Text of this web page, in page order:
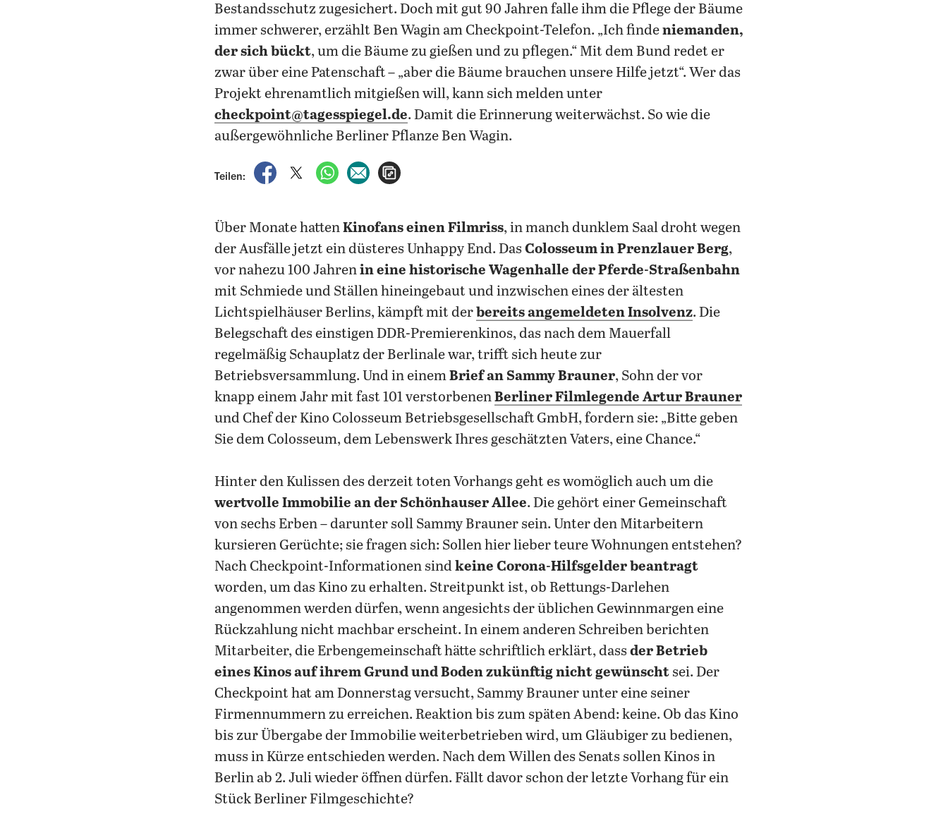
Bestandsschutz zugesichert. Doch mit gut 90 Jahren falle ihm die Pflege der Bäume
immer schwerer, erzählt Ben Wagin am Checkpoint-Telefon. „Ich findeniemanden,
der sich bückt, um die Bäume zu gießen und zu pflegen.“ Mit dem Bund redet er
zwar über eine Patenschaft – „aber die Bäume brauchen unsere Hilfe jetzt“. Wer das
Projekt ehrenamtlich mitgießen will, kann sich melden unter
checkpoint@tagesspiegel.de. Damit die Erinnerung weiterwächst. So wie die
außergewöhnliche Berliner Pflanze Ben Wagin.
Teilen:
auf Facebook teilen
auf X teilenper WhatsApp teilen
per E-Mail teilen
Über Monate hattenKinofans einen Filmriss, in manch dunklem Saal droht wegen
der Ausfälle jetzt ein düsteres Unhappy End. DasColosseum in Prenzlauer Berg,
vor nahezu 100 Jahrenin eine historische Wagenhalle der Pferde-Straßenbahn
mit Schmiede und Ställen hineingebaut und inzwischen eines der ältesten
Lichtspielhäuser Berlins, kämpft mit derbereits angemeldeten Insolvenz. Die
Belegschaft des einstigen DDR-Premierenkinos, das nach dem Mauerfall
regelmäßig Schauplatz der Berlinale war, trifft sich heute zur
Betriebsversammlung. Und in einemBrief an Sammy Brauner, Sohn der vor
knapp einem Jahr mit fast 101 verstorbenenBerliner Filmlegende Artur Brauner
und Chef der Kino Colosseum Betriebsgesellschaft GmbH, fordern sie: „Bitte geben
Sie dem Colosseum, dem Lebenswerk Ihres geschätzten Vaters, eine Chance.“
Hinter den Kulissen des derzeit toten Vorhangs geht es womöglich auch um die
wertvolle Immobilie an der Schönhauser Allee. Die gehört einer Gemeinschaft
von sechs Erben – darunter soll Sammy Brauner sein. Unter den Mitarbeitern
kursieren Gerüchte; sie fragen sich: Sollen hier lieber teure Wohnungen entstehen?
Nach Checkpoint-Informationen sindkeine Corona-Hilfsgelder beantragt
worden, um das Kino zu erhalten. Streitpunkt ist, ob Rettungs-Darlehen
angenommen werden dürfen, wenn angesichts der üblichen Gewinnmargen eine
Rückzahlung nicht machbar erscheint. In einem anderen Schreiben berichten
Mitarbeiter, die Erbengemeinschaft hätte schriftlich erklärt, dassder Betrieb
eines Kinos auf ihrem Grund und Boden zukünftig nicht gewünscht sei. Der
Checkpoint hat am Donnerstag versucht, Sammy Brauner unter eine seiner
Firmennummern zu erreichen. Reaktion bis zum späten Abend: keine. Ob das Kino
bis zur Übergabe der Immobilie weiterbetrieben wird, um Gläubiger zu bedienen,
muss in Kürze entschieden werden. Nach dem Willen des Senats sollen Kinos in
Berlin ab 2. Juli wieder öffnen dürfen. Fällt davor schon der letzte Vorhang für ein
Stück Berliner Filmgeschichte?